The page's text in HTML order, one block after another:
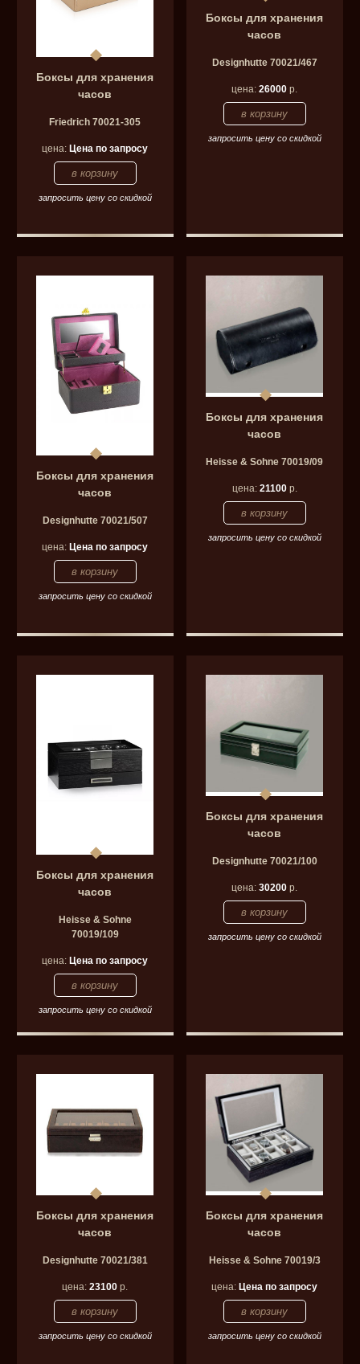
Боксы для хранения
часов
Friedrich 70021-305
цена:Цена по запросу
запросить цену со скидкой
Боксы для хранения
часов
Designhutte 70021/467
цена:26000 р.
запросить цену со скидкой
Боксы для хранения
часов
Designhutte 70021/507
цена:Цена по запросу
запросить цену со скидкой
Боксы для хранения
часов
Heisse & Sohne 70019/09
цена: 21100р.
запросить цену со скидкой
Боксы для хранения
часов
Heisse & Sohne
70019/109
цена:Цена по запросу
запросить цену со скидкой
Боксы для хранения
часов
Designhutte 70021/100
цена:30200 р.
запросить цену со скидкой
Боксы для хранения
часов
Designhutte 70021/381
цена:23100 р.
запросить цену со скидкой
Боксы для хранения
часов
Heisse & Sohne 70019/3
цена:Цена по запросу
запросить цену со скидкой